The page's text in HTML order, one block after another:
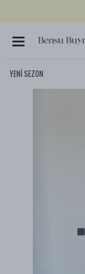
YENİ SEZON